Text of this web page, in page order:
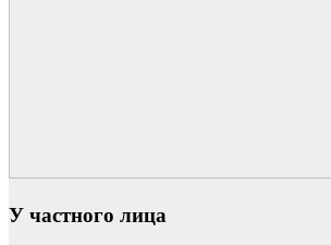
У частного лица